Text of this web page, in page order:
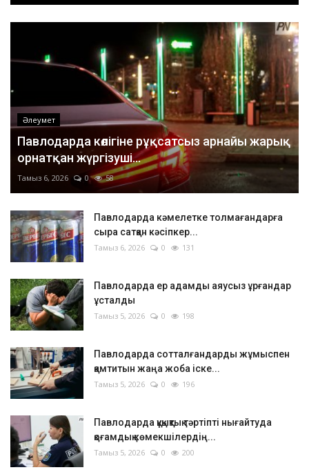
Әлеумет
Павлодарда көлігіне рұқсатсыз арнайы жарық
орнатқан жүргізуші...
Тамыз 6, 2026 0 58
Павлодарда кәмелетке толмағандарға
сыра сатқан кәсіпкер...
Тамыз 6, 2026 0 131
Павлодарда ер адамды аяусыз ұрғандар
ұсталды
Тамыз 5, 2026 0 198
Павлодарда сотталғандарды жұмыспен
қамтитын жаңа жоба іске...
Тамыз 5, 2026 0 196
Павлодарда құқықтық тәртіпті нығайтуда
қоғамдық көмекшілердің...
Тамыз 5, 2026 0 200